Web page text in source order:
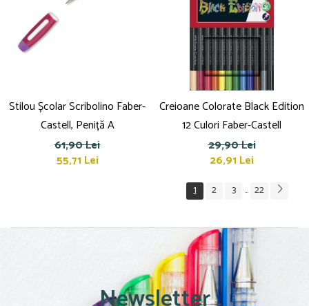
Stilou Școlar Scribolino Faber-
Castell, Peniță A
61,90 Lei
55,71 Lei
Creioane Colorate Black Edition
12 Culori Faber-Castell
29,90 Lei
26,91 Lei
1 2 3 ... 22